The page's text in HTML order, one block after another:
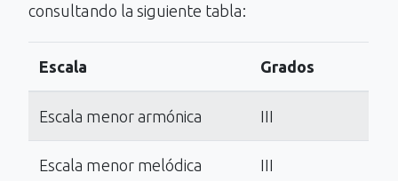
consultando la siguiente tabla:
Escala Grados
Escala menor armónica III
Escala menor melódica III